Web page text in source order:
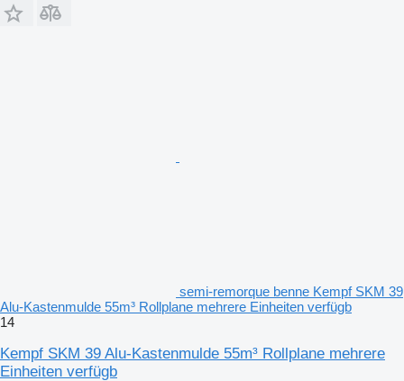
semi-remorque benne Kempf SKM 39
Alu-Kastenmulde 55m³ Rollplane mehrere Einheiten verfügb
14
Kempf SKM 39 Alu-Kastenmulde 55m³ Rollplane mehrere
Einheiten verfügb